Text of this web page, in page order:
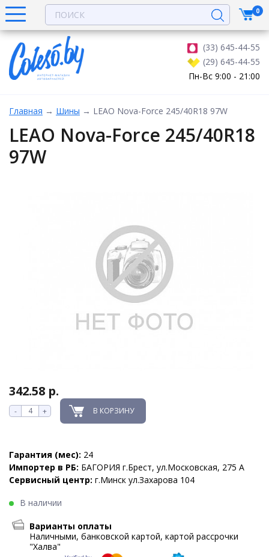
(33) 645-44-55
(29) 645-44-55
Пн-Вс 9:00 - 21:00
0
Главная → Шины → LEAO Nova-Force 245/40R18 97W
LEAO Nova-Force 245/40R18
97W
342.58 р.
- + В КОРЗИНУ
Гарантия (мес): 24
Импортер в РБ: БАГОРИЯ г.Брест, ул.Московская, 275 А
Сервисный центр: г.Минск ул.Захарова 104
В наличии
Варианты оплаты
Наличными, банковской картой, картой рассрочки
"Халва"